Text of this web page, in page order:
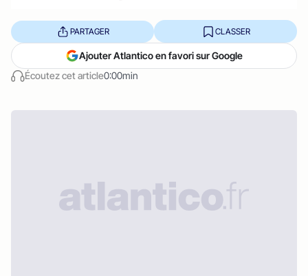
Écoutez cet article0:00min
PARTAGER CLASSER
Ajouter Atlantico en favori sur Google